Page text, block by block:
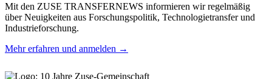
Mit den ZUSE TRANSFERNEWS informieren wir regelmäßig
über Neuigkeiten aus Forschungspolitik, Technologietransfer und
Industrieforschung.
Mehr erfahren und anmelden →